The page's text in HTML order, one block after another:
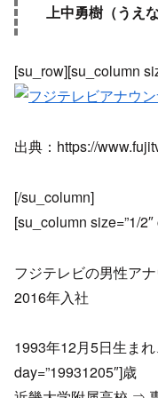
上中勇樹（うえ
[su_row][su_column
出典：https://
[/su_column]
[su_column size=”1/2″
フジテレビの男性ア
2016年入社
1993年12月5日生ま
day=”19931205″]歳